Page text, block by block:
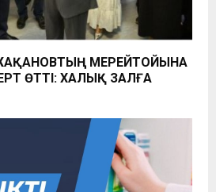
МЕРЕЙТОЙЫНА
ӨТТІ: ХАЛЫҚ ЗАЛҒА